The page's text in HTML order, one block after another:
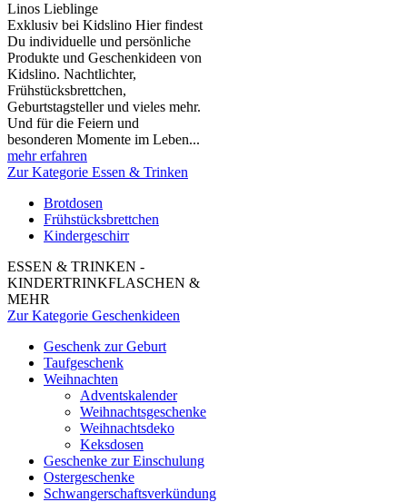
Linos Lieblinge
Exklusiv bei Kidslino Hier findest
Du individuelle und persönliche
Produkte und Geschenkideen von
Kidslino. Nachtlichter,
Frühstücksbrettchen,
Geburtstagsteller und vieles mehr.
Und für die Feiern und
besonderen Momente im Leben...
mehr erfahren
Zur Kategorie Essen & Trinken
Brotdosen
Frühstücksbrettchen
Kindergeschirr
ESSEN & TRINKEN -
KINDERTRINKFLASCHEN &
MEHR
Zur Kategorie Geschenkideen
Geschenk zur Geburt
Taufgeschenk
Weihnachten
Adventskalender
Weihnachtsgeschenke
Weihnachtsdeko
Keksdosen
Geschenke zur Einschulung
Ostergeschenke
Schwangerschaftsverkündung